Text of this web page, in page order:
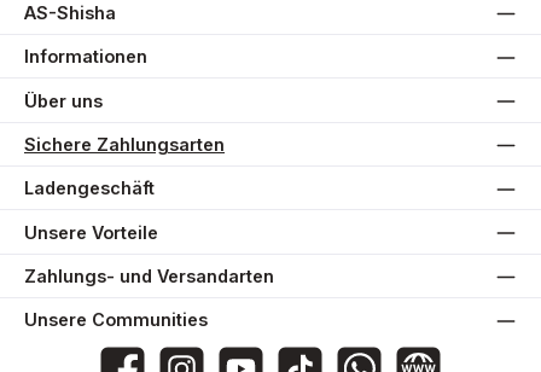
AS-Shisha
Informationen
Über uns
Sichere Zahlungsarten
Ladengeschäft
Unsere Vorteile
Zahlungs- und Versandarten
Unsere Communities